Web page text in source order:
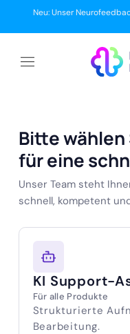
ZUM
INHALTNeu: Unser
Bitte wählen
für eine
Unser Team steht
schnell, kompetent
KI Support-
Für alle Produkte
Strukturierte
Bearbeitung.